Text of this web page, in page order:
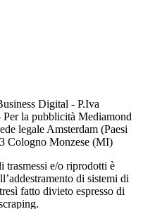
Digital - P.Iva
la pubblicità Mediamond
legale Amsterdam (Paesi
Cologno Monzese (MI)
trasmessi e/o riprodotti è
di sistemi di
fatto divieto espresso di